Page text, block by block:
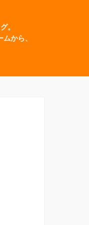
。
から、